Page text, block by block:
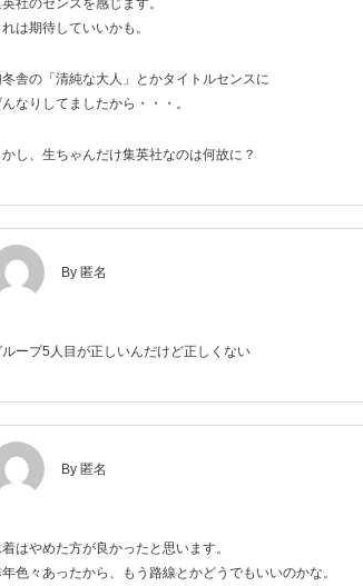
社のセンスを感じます。
れは期待していいかも。
舎の「清純な大人」とかタイトルセンスに
なりしてましたから・・・。
かし、生ちゃんだけ集英社なのは何故に？
By 匿名
ループ5人目が正しいんだけど正しくない
By 匿名
はやめた方が良かったと思います。
色々あったから、もう路線とかどうでもいいのかな。